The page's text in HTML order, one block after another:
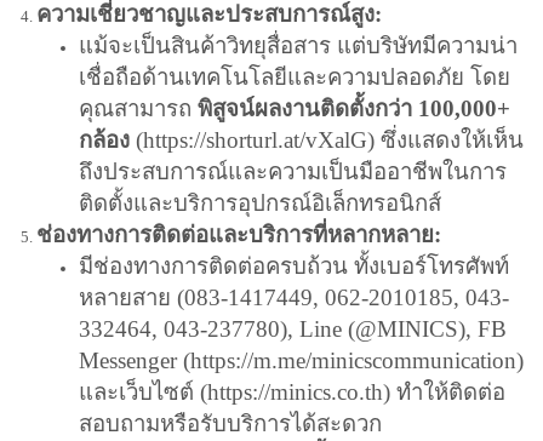
ความเชี่ยวชาญและประสบการณ์สูง:
แม้จะเป็นสินค้าวิทยุสื่อสาร แต่บริษัทมีความน่า
เชื่อถือด้านเทคโนโลยีและความปลอดภัย โดย
คุณสามารถ พิสูจน์ผลงานติดตั้งกว่า 100,000+
กล้อง (https://shorturl.at/vXalG) ซึ่งแสดงให้เห็น
ถึงประสบการณ์และความเป็นมืออาชีพในการ
ติดตั้งและบริการอุปกรณ์อิเล็กทรอนิกส์
ช่องทางการติดต่อและบริการที่หลากหลาย:
มีช่องทางการติดต่อครบถ้วน ทั้งเบอร์โทรศัพท์
หลายสาย (083-1417449, 062-2010185, 043-
332464, 043-237780), Line (@MINICS), FB
Messenger (https://m.me/minicscommunication)
และเว็บไซต์ (https://minics.co.th) ทำให้ติดต่อ
สอบถามหรือรับบริการได้สะดวก